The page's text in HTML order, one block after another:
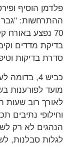
הוסיף ופירט
נפצע באורח קל.
מדדים
בדיקות וטיפול
כביש 4, בדומה
לפורענות בשל
רוב שעות
נתיבים
לא רק
סבלנות,